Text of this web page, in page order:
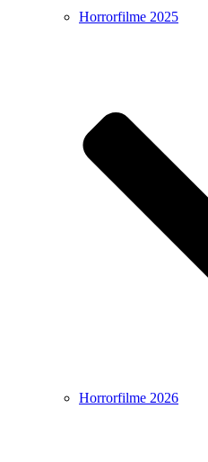
Horrorfilme 2025
Horrorfilme 2026